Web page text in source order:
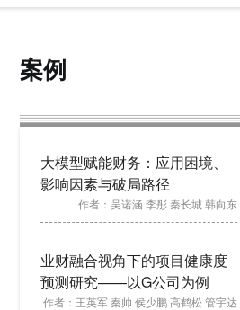
案例
大模型赋能财务：应用困境、
影响因素与破局路径
作者： 吴诺涵 李彤 秦长城 韩向东
业财融合视角下的项目健康度
预测研究——以G公司为例
作者： 王英军 秦帅 侯少鹏 高鹤松 管宇达